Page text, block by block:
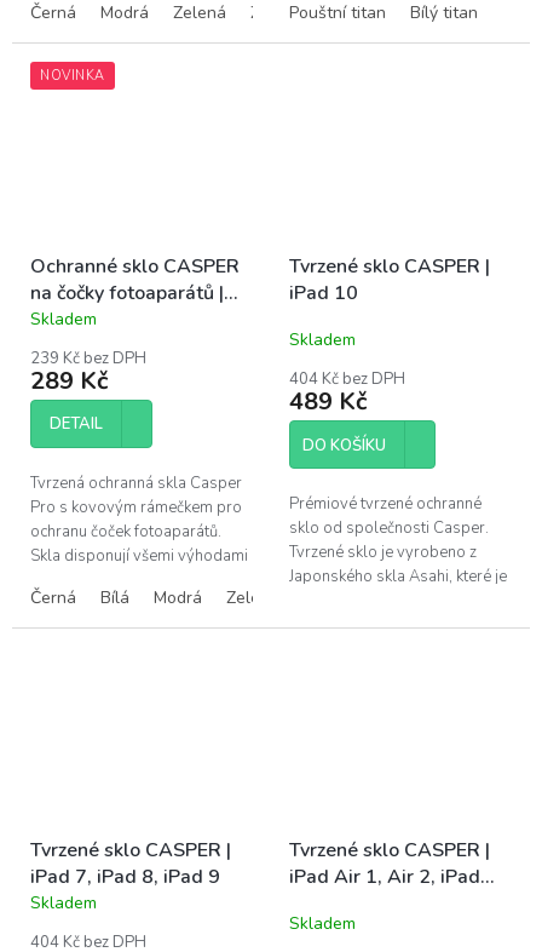
snadná instalace bez bublin,...
Černá Modrá Zelená Žlutá Růžová
snadná instalace bez bublin,...
Pouštní titan Bílý titan
NOVINKA
Ochranné sklo CASPER
na čočky fotoaparátů |
iPhone 16, 16 Plus
Průměrné
produktu
je
5,0
hvězdiček.
Skladem
239 Kč bez DPH
289 Kč
DETAIL
Tvrzená ochranná skla Casper
Pro s kovovým rámečkem pro
ochranu čoček fotoaparátů.
Skla disponují všemi výhodami
snadná instalace bez bublin,...
Černá Bílá Modrá Zelená
Tvrzené sklo CASPER |
iPad 10
Skladem
404 Kč bez DPH
489 Kč
DO KOŠÍKU
Prémiové tvrzené ochranné
sklo od společnosti Casper.
Tvrzené sklo je vyrobeno z
Japonského skla Asahi, které je
úpravě. Tato úprava zaručuje...
Tvrzené sklo CASPER |
iPad 7, iPad 8, iPad 9
Průměrné
Skladem
404 Kč bez DPH
Tvrzené sklo CASPER |
iPad Air 1, Air 2, iPad
Skladem